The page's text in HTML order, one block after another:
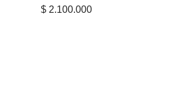
$2.100.000